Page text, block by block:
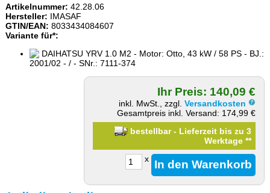
Artikelnummer: 42.28.06
Hersteller: IMASAF
GTIN/EAN: 8033434084607
Variante für*:
DAIHATSU YRV 1.0 M2 - Motor: Otto, 43 kW / 58 PS - BJ.:
2001/02 - / - SNr.: 7111-374
Ihr Preis: 140,09 €
inkl. MwSt., zzgl.Versandkosten
Gesamtpreis inkl. Versand: 174,99 €
bestellbar - Lieferzeit bis zu 3
Werktage**
x